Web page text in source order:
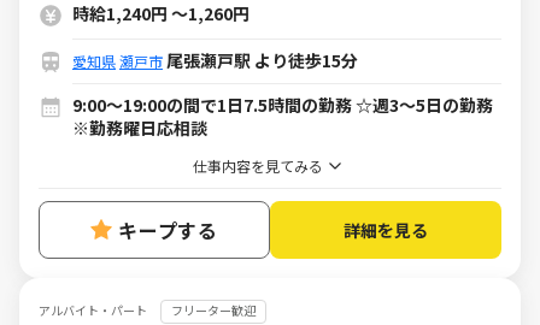
時給1,240円 ～1,260円
愛知県瀬戸市尾張瀬戸駅 より徒歩15分
9:00～19:00の間で1日7.5時間の勤務 ☆週3～5日の勤務
※勤務曜日応相談
仕事内容を見てみる
キープする 詳細を見る
アルバイト・パート フリーター歓迎